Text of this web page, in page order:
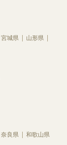
宮城県
山形県
奈良県 和歌山県